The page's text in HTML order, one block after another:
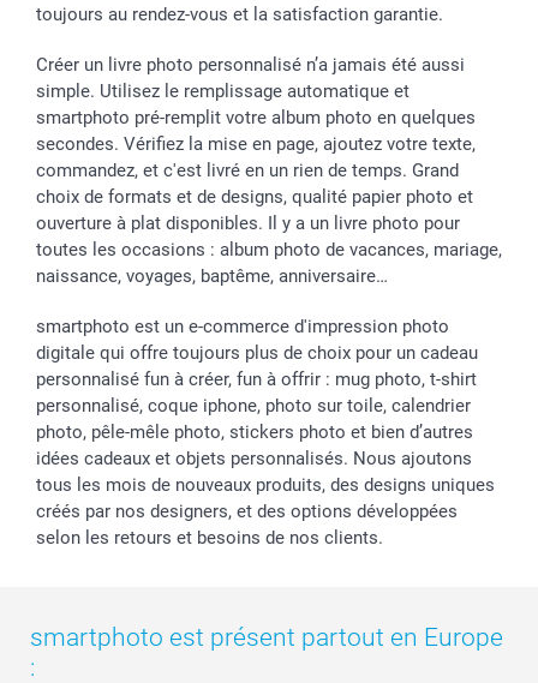
toujours au rendez-vous et la satisfaction garantie.
Créer un livre photo personnalisé n’a jamais été aussi
simple. Utilisez le remplissage automatique et
smartphoto pré-remplit votre album photo en quelques
secondes. Vérifiez la mise en page, ajoutez votre texte,
commandez, et c'est livré en un rien de temps. Grand
choix de formats et de designs, qualité papier photo et
ouverture à plat disponibles. Il y a un livre photo pour
toutes les occasions : album photo de vacances, mariage,
naissance, voyages, baptême, anniversaire…
smartphoto est un e-commerce d'impression photo
digitale qui offre toujours plus de choix pour un cadeau
personnalisé fun à créer, fun à offrir : mug photo, t-shirt
personnalisé, coque iphone, photo sur toile, calendrier
photo, pêle-mêle photo, stickers photo et bien d’autres
idées cadeaux et objets personnalisés. Nous ajoutons
tous les mois de nouveaux produits, des designs uniques
créés par nos designers, et des options développées
selon les retours et besoins de nos clients.
smartphoto est présent partout en Europe
: